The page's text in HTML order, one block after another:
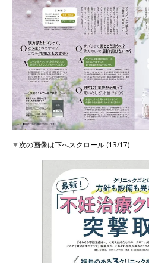
▼次の画像は下へスクロール (13/17)